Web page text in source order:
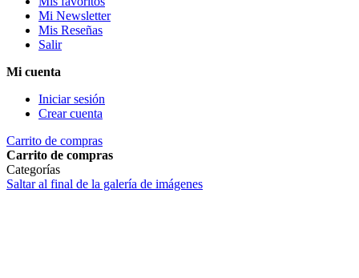
Mi Newsletter
Mis Reseñas
Salir
Mi cuenta
Iniciar sesión
Crear cuenta
Carrito de compras
Carrito de compras
Categorías
Saltar al final de la galería de imágenes